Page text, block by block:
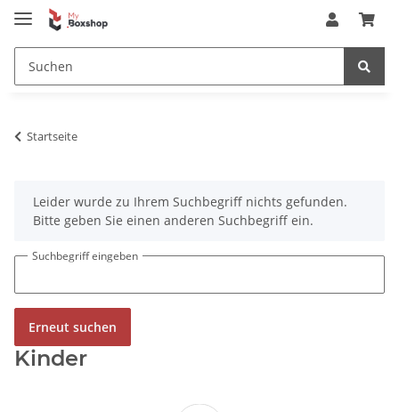
Startseite
xLeider wurde zu Ihrem Suchbegriff nichts gefunden.
Bitte geben Sie einen anderen Suchbegriff ein.
Suchbegriff eingeben
Erneut suchen
Kinder